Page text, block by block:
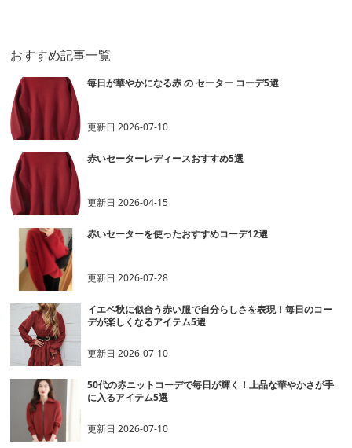
おすすめ記事一覧
毎日が華やかになる赤 の セーター コーデ5選
更新日2026-07-10
赤いセーターレディースおすすめ5選
更新日2026-04-15
赤いセーターを使ったおすすめコーデ12選
更新日2026-07-28
イエベ秋に似合う赤い服で自分らしさを表現！毎日のコー
デが楽しくなるアイテム5選
更新日2026-07-10
50代の赤ニットコーデで毎日が輝く！上品な華やかさが手
に入るアイテム5選
更新日2026-07-10